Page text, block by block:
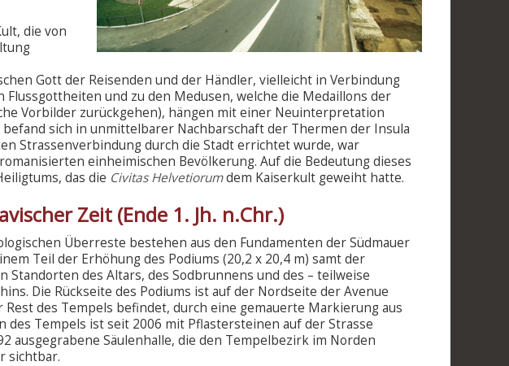
die von
Gott der Reisenden und der Händler, vielleicht in Verbindung
und zu den Medusen, welche die Medaillons der
Vorbilder zurückgehen), hängen mit einer Neuinterpretation
sich in unmittelbarer Nachbarschaft der Thermen der Insula
Strassenverbindung durch die Stadt errichtet wurde, war
einheimischen Bevölkerung. Auf die Bedeutung dieses
das die Civitas Helvetiorumdem Kaiserkult geweiht hatte.
Zeit (Ende 1. Jh. n.Chr.)
Überreste bestehen aus den Fundamenten der Südmauer
Teil der Erhöhung des Podiums (20,2 x 20,4 m) samt der
Standorten des Altars, des Sodbrunnens und des – teilweise
Die Rückseite des Podiums ist auf der Nordseite der Avenue
Rest des Tempels befindet, durch eine gemauerte Markierung aus
des Tempels ist seit 2006 mit Pflastersteinen auf der Strasse
ausgegrabene Säulenhalle, die den Tempelbezirk im Norden
sichtbar.